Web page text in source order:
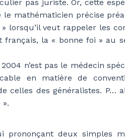
pas juriste. Or, cette
mathématicien précise
lorsqu’il veut rappeler les
la « bonne foi » au
n’est pas le médecin
en matière de
celles des généralistes. P…
prononçant deux simples